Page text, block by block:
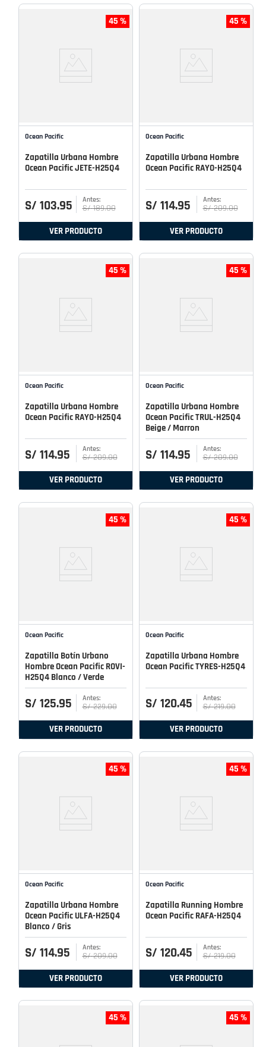
45 %
Ocean Pacific
Zapatilla Urbana Hombre
Ocean Pacific JETE-H25Q4
S/ 103.95 S/ 189.00
VER PRODUCTO
45 %
Ocean Pacific
Zapatilla Urbana Hombre
Ocean Pacific RAYO-H25Q4
S/ 114.95 S/ 209.00
VER PRODUCTO
45 %
Ocean Pacific
Zapatilla Urbana Hombre
Ocean Pacific RAYO-H25Q4
S/ 114.95 S/ 209.00
VER PRODUCTO
45 %
Ocean Pacific
Zapatilla Urbana Hombre
Ocean Pacific TRUL-H25Q4
Beige / Marron
S/ 114.95 S/ 209.00
VER PRODUCTO
45 %
Ocean Pacific
Zapatilla Botín Urbano
Hombre Ocean Pacific ROVI-
H25Q4 Blanco / Verde
S/ 125.95 S/ 229.00
VER PRODUCTO
45 %
Ocean Pacific
Zapatilla Urbana Hombre
Ocean Pacific TYRES-H25Q4
S/ 120.45 S/ 219.00
VER PRODUCTO
45 %
Ocean Pacific
Zapatilla Urbana Hombre
Ocean Pacific ULFA-H25Q4
Blanco / Gris
S/ 114.95 S/ 209.00
VER PRODUCTO
45 %
Ocean Pacific
Zapatilla Running Hombre
Ocean Pacific RAFA-H25Q4
S/ 120.45 S/ 219.00
VER PRODUCTO
45 % 45 %